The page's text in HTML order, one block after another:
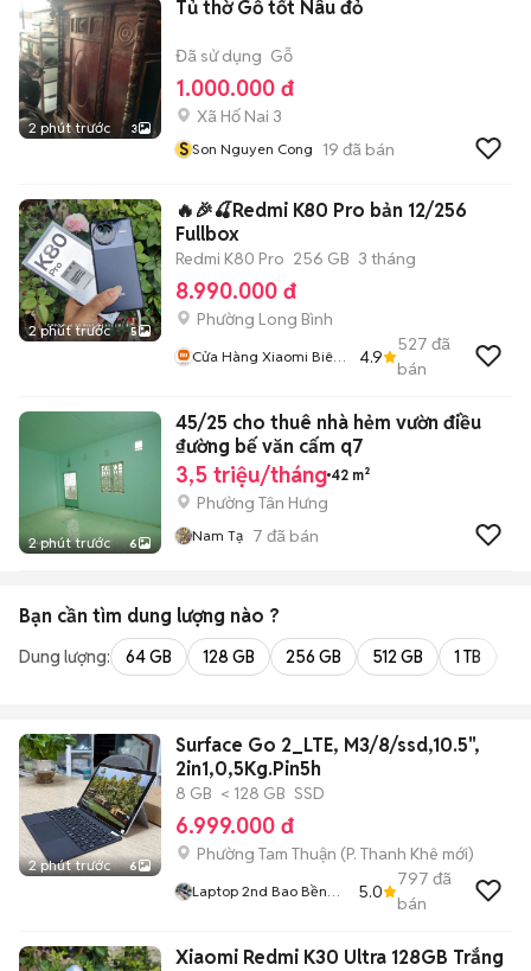
2 phút trước 3
Tủ thờ Gỗ tốt Nâu đỏ
Đã sử dụng Gỗ
1.000.000 đ
Xã Hố Nai 3
S Son Nguyen Cong 19 đã bán
2 phút trước 5
🔥🎉🍒Redmi K80 Pro bản 12/256
Fullbox
Redmi K80 Pro 256 GB 3 tháng
8.990.000 đ
Phường Long Bình
Cửa Hàng Xiaomi Biên
4.9
527 đã
bán
2 phút trước 6
45/25 cho thuê nhà hẻm vườn điều
₫ường bế văn cấm q7
3,5 triệu/tháng 42 m²
Phường Tân Hưng
Nam Tạ 7 đã bán
Bạn cần tìm dung lượng nào ?
Dung lượng: 64 GB 128 GB 256 GB 512 GB 1 TB
2 phút trước 6
Surface Go 2_LTE, M3/8/ssd,10.5",
2in1,0,5Kg.Pin5h
8 GB < 128 GB SSD
6.999.000 đ
Phường Tam Thuận (P. Thanh Khê mới)
Laptop 2nd Bao Bền
5.0
797 đã
bán
Xiaomi Redmi K30 Ultra 128GB Trắng